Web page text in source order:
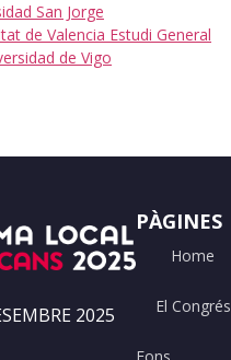
San Jorge
de Valencia Estudi General
de Vigo
2025
PÀGINES
Home
El Congrés